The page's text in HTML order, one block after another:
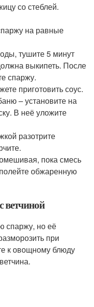
со стеблей.
на равные
тушите 5 минут
выкипеть. После
спаржу.
приготовить соус.
– установите на
В неё уложите
разотрите
пока смесь
обжаренную
ветчиной
спаржу, но её
при
к овощному блюду